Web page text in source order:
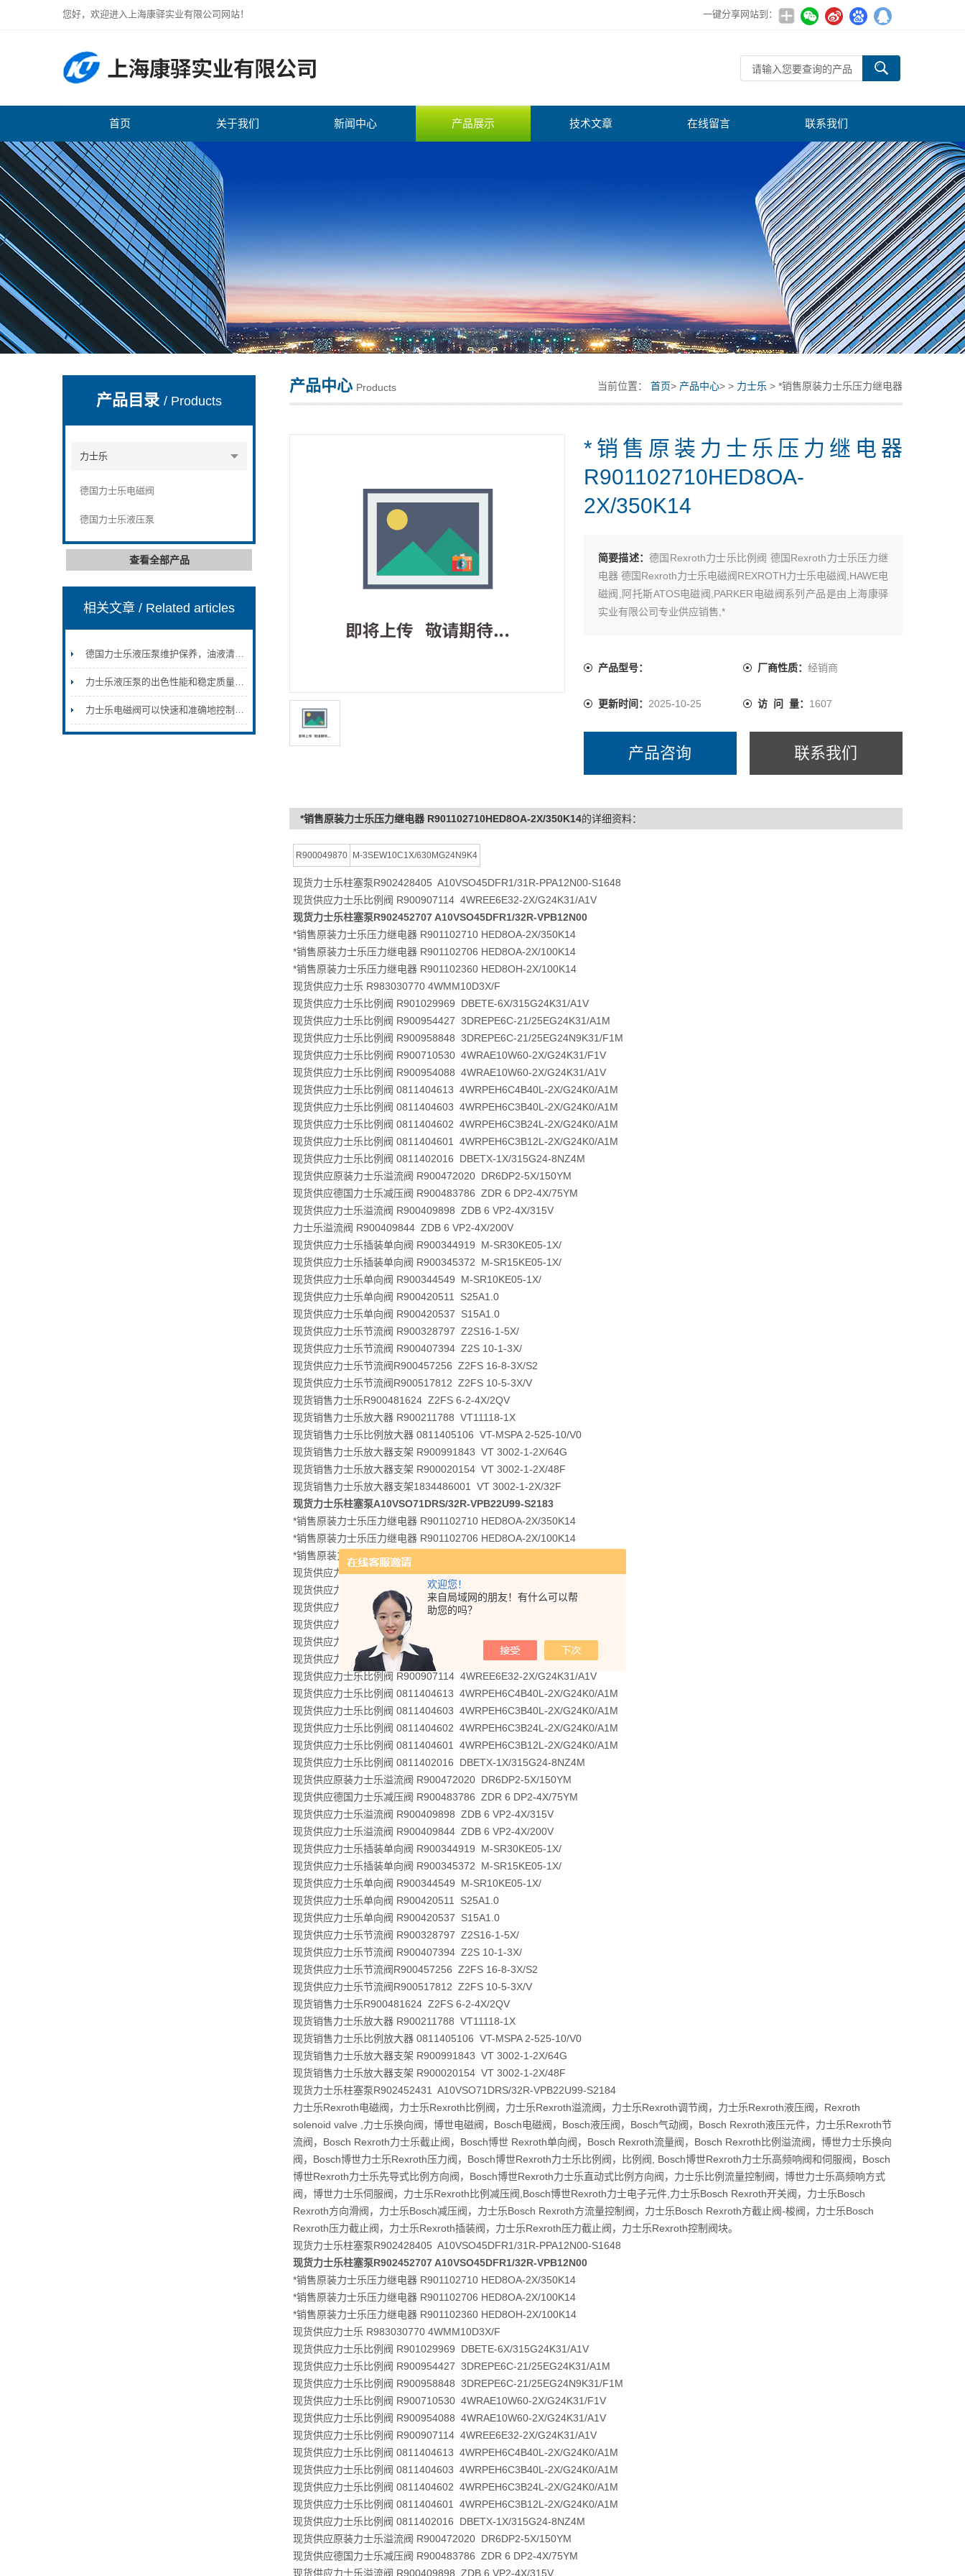
欢迎您！
来自局域网的朋友！有什么可以帮
助您的吗？
您好，欢迎进入上海康驿实业有限公司网站！ 一键分享网站到：
上海康驿实业有限公司
首页 关于我们 新闻中心 产品展示 技术文章 在线留言 联系我们
产品目录/ Products
力士乐
德国力士乐电磁阀
德国力士乐液压泵
查看全部产品
相关文章/ Related articles
德国力士乐液压泵维护保养，油液清洁度控制密封件更换故障排查方法
力士乐液压泵的出色性能和稳定质量使得它成为各行各业的选择
力士乐电磁阀可以快速和准确地控制液体的流动和压力
产品中心 Products 当前位置： 首页> 产品中心> > 力士乐 > *销售原装力士乐压力继电器
R901102710HED8OA-2X/350K14
*销售原装力士乐压力继电器
R901102710HED8OA-
2X/350K14
简要描述：德国Rexroth力士乐比例阀 德国Rexroth力士乐压力继
电器 德国Rexroth力士乐电磁阀REXROTH力士乐电磁阀,HAWE电
磁阀,阿托斯ATOS电磁阀,PARKER电磁阀系列产品是由上海康驿
实业有限公司专业供应销售,*
产品型号： 厂商性质： 经销商
更新时间： 2025-10-25 访 问 量： 1607
产品咨询 联系我们
*销售原装力士乐压力继电器 R901102710HED8OA-2X/350K14的详细资料：
R900049870 M-3SEW10C1X/630MG24N9K4
现货力士乐柱塞泵R902428405 A10VSO45DFR1/31R-PPA12N00-S1648
现货供应力士乐比例阀 R900907114 4WREE6E32-2X/G24K31/A1V
现货力士乐柱塞泵R902452707 A10VSO45DFR1/32R-VPB12N00
*销售原装力士乐压力继电器 R901102710 HED8OA-2X/350K14
*销售原装力士乐压力继电器 R901102706 HED8OA-2X/100K14
*销售原装力士乐压力继电器 R901102360 HED8OH-2X/100K14
现货供应力士乐 R983030770 4WMM10D3X/F
现货供应力士乐比例阀 R901029969 DBETE-6X/315G24K31/A1V
现货供应力士乐比例阀 R900954427 3DREPE6C-21/25EG24K31/A1M
现货供应力士乐比例阀 R900958848 3DREPE6C-21/25EG24N9K31/F1M
现货供应力士乐比例阀 R900710530 4WRAE10W60-2X/G24K31/F1V
现货供应力士乐比例阀 R900954088 4WRAE10W60-2X/G24K31/A1V
现货供应力士乐比例阀 0811404613 4WRPEH6C4B40L-2X/G24K0/A1M
现货供应力士乐比例阀 0811404603 4WRPEH6C3B40L-2X/G24K0/A1M
现货供应力士乐比例阀 0811404602 4WRPEH6C3B24L-2X/G24K0/A1M
现货供应力士乐比例阀 0811404601 4WRPEH6C3B12L-2X/G24K0/A1M
现货供应力士乐比例阀 0811402016 DBETX-1X/315G24-8NZ4M
现货供应原装力士乐溢流阀 R900472020 DR6DP2-5X/150YM
现货供应德国力士乐减压阀 R900483786 ZDR 6 DP2-4X/75YM
现货供应力士乐溢流阀 R900409898 ZDB 6 VP2-4X/315V
力士乐溢流阀 R900409844 ZDB 6 VP2-4X/200V
现货供应力士乐插装单向阀 R900344919 M-SR30KE05-1X/
现货供应力士乐插装单向阀 R900345372 M-SR15KE05-1X/
现货供应力士乐单向阀 R900344549 M-SR10KE05-1X/
现货供应力士乐单向阀 R900420511 S25A1.0
现货供应力士乐单向阀 R900420537 S15A1.0
现货供应力士乐节流阀 R900328797 Z2S16-1-5X/
现货供应力士乐节流阀 R900407394 Z2S 10-1-3X/
现货供应力士乐节流阀R900457256 Z2FS 16-8-3X/S2
现货供应力士乐节流阀R900517812 Z2FS 10-5-3X/V
现货销售力士乐R900481624 Z2FS 6-2-4X/2QV
现货销售力士乐放大器 R900211788 VT11118-1X
现货销售力士乐比例放大器 0811405106 VT-MSPA 2-525-10/V0
现货销售力士乐放大器支架 R900991843 VT 3002-1-2X/64G
现货销售力士乐放大器支架 R900020154 VT 3002-1-2X/48F
现货销售力士乐放大器支架1834486001 VT 3002-1-2X/32F
现货力士乐柱塞泵A10VSO71DRS/32R-VPB22U99-S2183
*销售原装力士乐压力继电器 R901102710 HED8OA-2X/350K14
*销售原装力士乐压力继电器 R901102706 HED8OA-2X/100K14
*销售原装力士乐压力继电器 R901102360 HED8OH-2X/100K14
现货供应力士乐 R983030770 4WMM10D3X/F
现货供应力士乐比例阀 R901029969 DBETE-6X/315G24K31/A1V
现货供应力士乐比例阀 R900954427 3DREPE6C-21/25EG24K31/A1M
现货供应力士乐比例阀 R900958848 3DREPE6C-21/25EG24N9K31/F1M
现货供应力士乐比例阀 R900710530 4WRAE10W60-2X/G24K31/F1V
现货供应力士乐比例阀 R900954088 4WRAE10W60-2X/G24K31/A1V
现货供应力士乐比例阀 R900907114 4WREE6E32-2X/G24K31/A1V
现货供应力士乐比例阀 0811404613 4WRPEH6C4B40L-2X/G24K0/A1M
现货供应力士乐比例阀 0811404603 4WRPEH6C3B40L-2X/G24K0/A1M
现货供应力士乐比例阀 0811404602 4WRPEH6C3B24L-2X/G24K0/A1M
现货供应力士乐比例阀 0811404601 4WRPEH6C3B12L-2X/G24K0/A1M
现货供应力士乐比例阀 0811402016 DBETX-1X/315G24-8NZ4M
现货供应原装力士乐溢流阀 R900472020 DR6DP2-5X/150YM
现货供应德国力士乐减压阀 R900483786 ZDR 6 DP2-4X/75YM
现货供应力士乐溢流阀 R900409898 ZDB 6 VP2-4X/315V
现货供应力士乐溢流阀 R900409844 ZDB 6 VP2-4X/200V
现货供应力士乐插装单向阀 R900344919 M-SR30KE05-1X/
现货供应力士乐插装单向阀 R900345372 M-SR15KE05-1X/
现货供应力士乐单向阀 R900344549 M-SR10KE05-1X/
现货供应力士乐单向阀 R900420511 S25A1.0
现货供应力士乐单向阀 R900420537 S15A1.0
现货供应力士乐节流阀 R900328797 Z2S16-1-5X/
现货供应力士乐节流阀 R900407394 Z2S 10-1-3X/
现货供应力士乐节流阀R900457256 Z2FS 16-8-3X/S2
现货供应力士乐节流阀R900517812 Z2FS 10-5-3X/V
现货销售力士乐R900481624 Z2FS 6-2-4X/2QV
现货销售力士乐放大器 R900211788 VT11118-1X
现货销售力士乐比例放大器 0811405106 VT-MSPA 2-525-10/V0
现货销售力士乐放大器支架 R900991843 VT 3002-1-2X/64G
现货销售力士乐放大器支架 R900020154 VT 3002-1-2X/48F
现货力士乐柱塞泵R902452431 A10VSO71DRS/32R-VPB22U99-S2184
力士乐Rexroth电磁阀，力士乐Rexroth比例阀，力士乐Rexroth溢流阀，力士乐Rexroth调节阀，力士乐Rexroth液压阀，Rexroth
solenoid valve ,力士乐换向阀，博世电磁阀，Bosch电磁阀，Bosch液压阀，Bosch气动阀，Bosch Rexroth液压元件，力士乐Rexroth节
流阀，Bosch Rexroth力士乐截止阀，Bosch博世 Rexroth单向阀，Bosch Rexroth流量阀，Bosch Rexroth比例溢流阀，博世力士乐换向
阀，Bosch博世力士乐Rexroth压力阀，Bosch博世Rexroth力士乐比例阀，比例阀, Bosch博世Rexroth力士乐高频响阀和伺服阀，Bosch
博世Rexroth力士乐先导式比例方向阀，Bosch博世Rexroth力士乐直动式比例方向阀，力士乐比例流量控制阀，博世力士乐高频响方式
阀，博世力士乐伺服阀，力士乐Rexroth比例减压阀,Bosch博世Rexroth力士电子元件,力士乐Bosch Rexroth开关阀，力士乐Bosch
Rexroth方向滑阀，力士乐Bosch减压阀，力士乐Bosch Rexroth方流量控制阀，力士乐Bosch Rexroth方截止阀-梭阀，力士乐Bosch
Rexroth压力截止阀，力士乐Rexroth插装阀，力士乐Rexroth压力截止阀，力士乐Rexroth控制阀块。
现货力士乐柱塞泵R902428405 A10VSO45DFR1/31R-PPA12N00-S1648
现货力士乐柱塞泵R902452707 A10VSO45DFR1/32R-VPB12N00
*销售原装力士乐压力继电器 R901102710 HED8OA-2X/350K14
*销售原装力士乐压力继电器 R901102706 HED8OA-2X/100K14
*销售原装力士乐压力继电器 R901102360 HED8OH-2X/100K14
现货供应力士乐 R983030770 4WMM10D3X/F
现货供应力士乐比例阀 R901029969 DBETE-6X/315G24K31/A1V
现货供应力士乐比例阀 R900954427 3DREPE6C-21/25EG24K31/A1M
现货供应力士乐比例阀 R900958848 3DREPE6C-21/25EG24N9K31/F1M
现货供应力士乐比例阀 R900710530 4WRAE10W60-2X/G24K31/F1V
现货供应力士乐比例阀 R900954088 4WRAE10W60-2X/G24K31/A1V
现货供应力士乐比例阀 R900907114 4WREE6E32-2X/G24K31/A1V
现货供应力士乐比例阀 0811404613 4WRPEH6C4B40L-2X/G24K0/A1M
现货供应力士乐比例阀 0811404603 4WRPEH6C3B40L-2X/G24K0/A1M
现货供应力士乐比例阀 0811404602 4WRPEH6C3B24L-2X/G24K0/A1M
现货供应力士乐比例阀 0811404601 4WRPEH6C3B12L-2X/G24K0/A1M
现货供应力士乐比例阀 0811402016 DBETX-1X/315G24-8NZ4M
现货供应原装力士乐溢流阀 R900472020 DR6DP2-5X/150YM
现货供应德国力士乐减压阀 R900483786 ZDR 6 DP2-4X/75YM
现货供应力士乐溢流阀 R900409898 ZDB 6 VP2-4X/315V